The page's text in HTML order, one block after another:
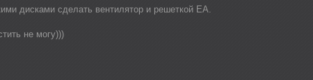
дисками сделать вентилятор и решеткой ЕА.
не могу)))